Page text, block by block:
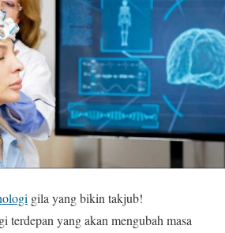
gila yang bikin takjub!
terdepan yang akan mengubah masa